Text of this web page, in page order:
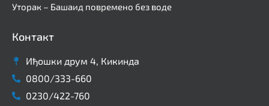
Уторак – Башаид повремено без воде
Контакт
Иђошки друм 4, Кикинда
0800/333-660
0230/422-760